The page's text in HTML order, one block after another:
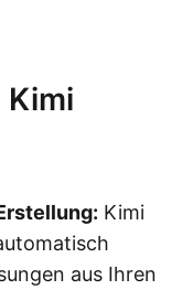
Kimi
aus Ihren